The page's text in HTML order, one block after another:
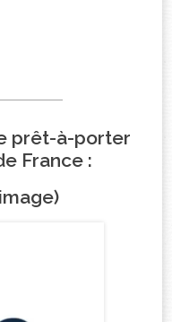
prêt-à-porter
France :